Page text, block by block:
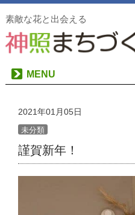
素敵な花と出会える
MENU
2021年01月05日
未分類
謹賀新年！